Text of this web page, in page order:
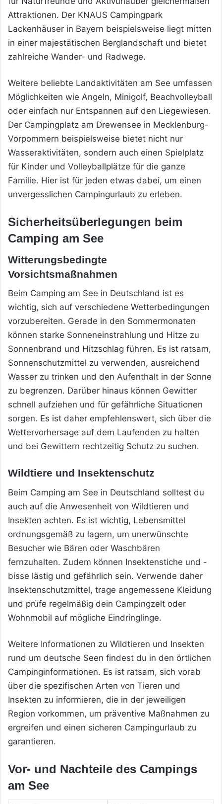
Attraktionen. Der KNAUS Campingpark
Lackenhäuser in Bayern beispielsweise liegt mitten
in einer majestätischen Berglandschaft und bietet
zahlreiche Wander- und Radwege.
Weitere beliebte Landaktivitäten am See umfassen
Möglichkeiten wie Angeln, Minigolf, Beachvolleyball
oder einfach nur Entspannen auf den Liegewiesen.
Der Campingplatz am Drewensee in Mecklenburg-
Vorpommern beispielsweise bietet nicht nur
Wasseraktivitäten, sondern auch einen Spielplatz
für Kinder und Volleyballplätze für die ganze
Familie. Hier ist für jeden etwas dabei, um einen
unvergesslichen Campingurlaub zu erleben.
Sicherheitsüberlegungen beim
Camping am See
Witterungsbedingte
Vorsichtsmaßnahmen
Beim Camping am See in Deutschland ist es
wichtig, sich auf verschiedene Wetterbedingungen
vorzubereiten. Gerade in den Sommermonaten
können starke Sonneneinstrahlung und Hitze zu
Sonnenbrand und Hitzschlag führen. Es ist ratsam,
Sonnenschutzmittel zu verwenden, ausreichend
Wasser zu trinken und den Aufenthalt in der Sonne
zu begrenzen. Darüber hinaus können Gewitter
schnell aufziehen und für gefährliche Situationen
sorgen. Es ist daher empfehlenswert, sich über die
Wettervorhersage auf dem Laufenden zu halten
und bei Gewittern rechtzeitig Schutz zu suchen.
Wildtiere und Insektenschutz
Beim Camping am See in Deutschland solltest du
auch auf die Anwesenheit von Wildtieren und
Insekten achten. Es ist wichtig, Lebensmittel
ordnungsgemäß zu lagern, um unerwünschte
Besucher wie Bären oder Waschbären
fernzuhalten. Zudem können Insektenstiche und -
bisse lästig und gefährlich sein. Verwende daher
Insektenschutzmittel, trage angemessene Kleidung
und prüfe regelmäßig dein Campingzelt oder
Wohnmobil auf mögliche Eindringlinge.
Weitere Informationen zu Wildtieren und Insekten
rund um deutsche Seen findest du in den örtlichen
Campinginformationen. Es ist ratsam, sich vorab
über die spezifischen Arten von Tieren und
Insekten zu informieren, die in der jeweiligen
Region vorkommen, um präventive Maßnahmen zu
ergreifen und einen sicheren Campingurlaub zu
garantieren.
Vor- und Nachteile des Campings
am See